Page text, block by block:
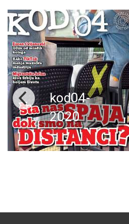
kod04-
2020